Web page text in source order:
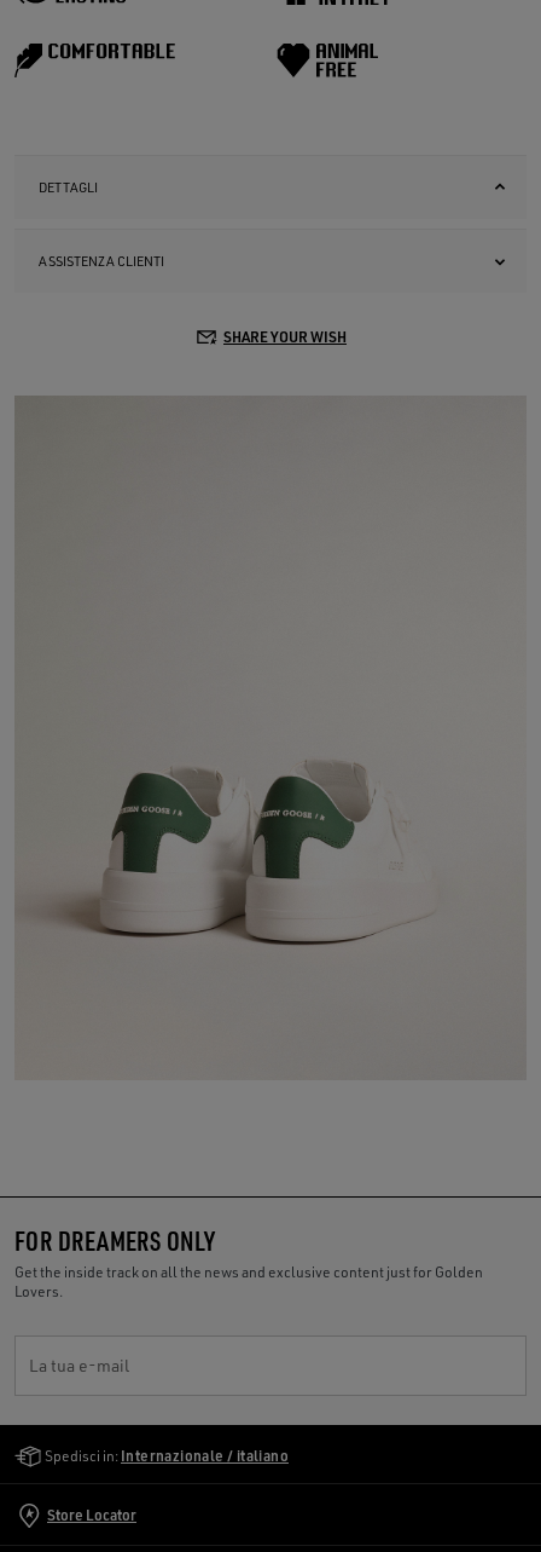
DETTAGLI
ASSISTENZA CLIENTI
SHARE YOUR WISH
FOR DREAMERS ONLY
Get the inside track on all the news and exclusive content just for Golden
Lovers.
La tua e-mail
Spedisci in: Internazionale / italiano
Store Locator